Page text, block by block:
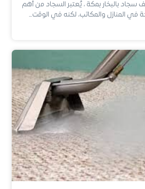
بالبخار بمكة ، يُعتبر السجاد من أهم
في المنازل والمكاتب، لكنه في الوقت…